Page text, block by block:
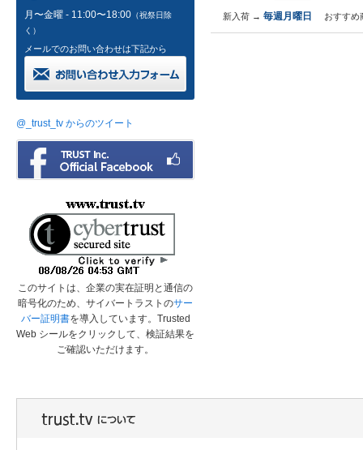
新入荷 → 毎週月曜日 おすす
月〜金曜 - 11:00〜18:00 （祝祭日除
く）
メールでのお問い合わせは下記から
@_trust_tv からのツイート
このサイトは、企業の実在証明と通信の
暗号化のため、サイバートラストのサー
バー証明書を導入しています。Trusted
Web シールをクリックして、検証結果を
ご確認いただけます。